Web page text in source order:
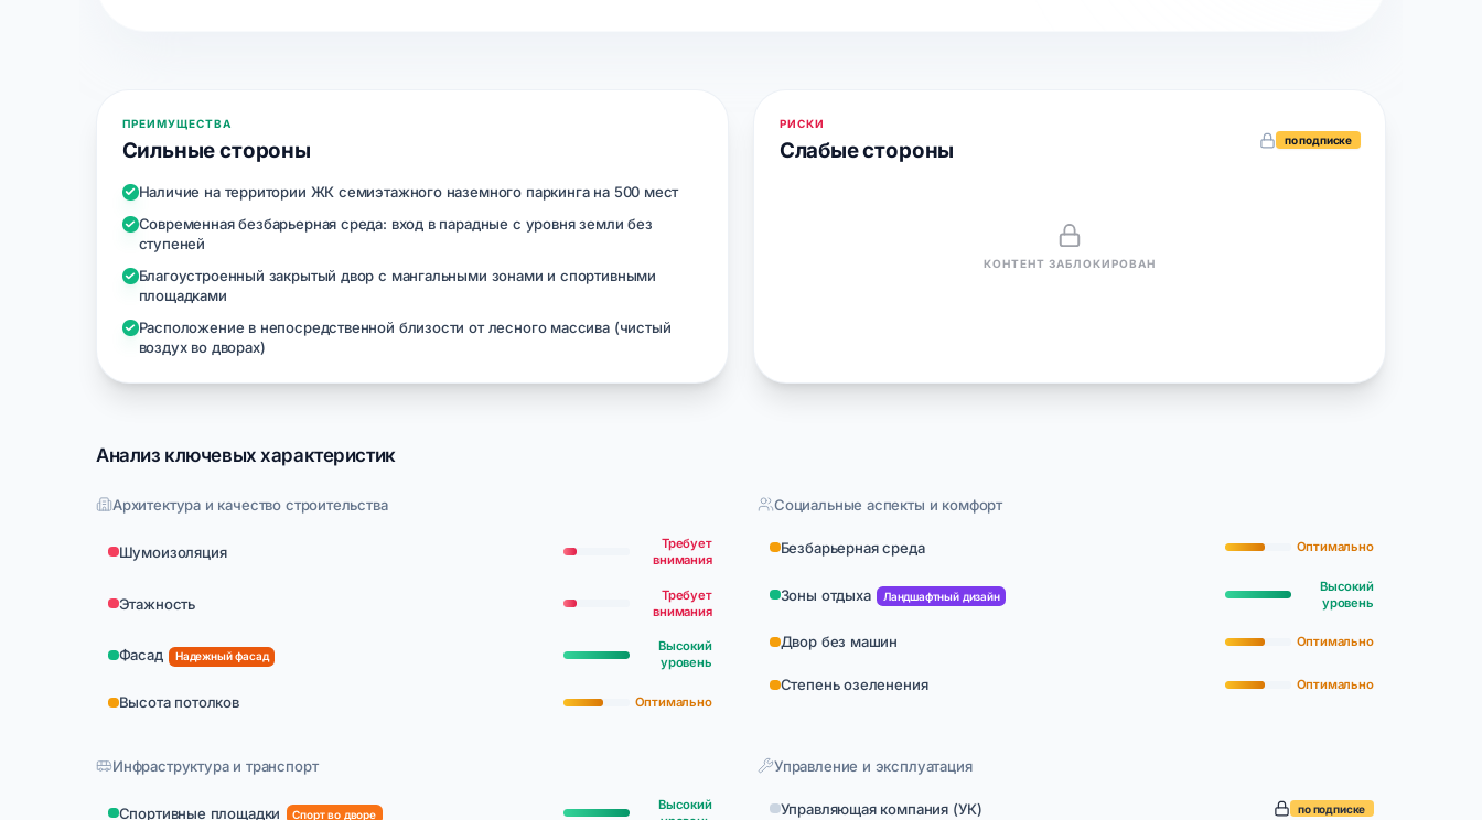
ПРЕИМУЩЕСТВА
Сильные стороны
Наличие на территории ЖК семиэтажного наземного паркинга на 500 мест
Современная безбарьерная среда: вход в парадные с уровня земли без
ступеней
Благоустроенный закрытый двор с мангальными зонами и спортивными
площадками
Расположение в непосредственной близости от лесного массива (чистый
воздух во дворах)
РИСКИ
Слабые стороны по подписке
КОНТЕНТ ЗАБЛОКИРОВАН
Анализ ключевых характеристик
Архитектура и качество строительства
Шумоизоляция
Требует
внимания
Этажность
Требует
внимания
Фасад Надежный фасад
Высокий
уровень
Высота потолков Оптимально
Социальные аспекты и комфорт
Безбарьерная среда Оптимально
Зоны отдыха Ландшафтный дизайн
Высокий
уровень
Двор без машин Оптимально
Степень озеленения Оптимально
Инфраструктура и транспорт
Спортивные площадки Спорт во дворе
Высокий
Управление и эксплуатация
Управляющая компания (УК) по подписке